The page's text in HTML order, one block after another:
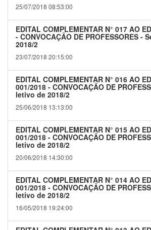
25/07/2018 08:53:00
EDITAL COMPLEMENTAR N° 017 AO
- CONVOCAÇÃO DE PROFESSORES -
2018/2
23/07/2018 20:15:00
EDITAL COMPLEMENTAR N° 016 AO
001/2018 - CONVOCAÇÃO DE
letivo de 2018/2
25/06/2018 13:13:00
EDITAL COMPLEMENTAR N° 015 AO
001/2018 - CONVOCAÇÃO DE
letivo de 2018/2
20/06/2018 14:30:00
EDITAL COMPLEMENTAR N° 014 AO
001/2018 - CONVOCAÇÃO DE
letivo de 2018/2
16/05/2018 19:24:00